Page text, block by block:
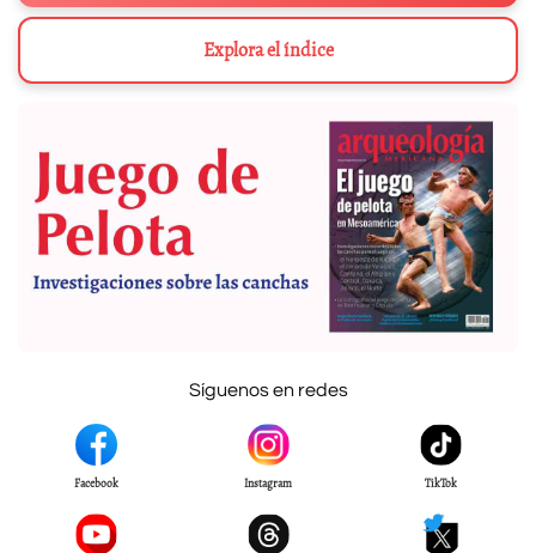
Explora el índice
Síguenos en redes
Facebook Instagram TikTok